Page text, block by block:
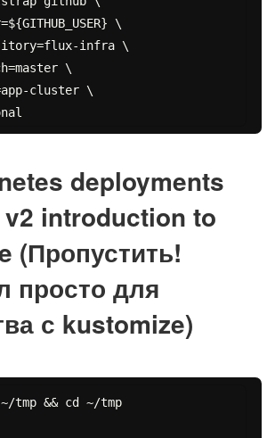
deployments
introduction to
(Пропустить!
просто для
с kustomize)
tmp && cd ~/tmp